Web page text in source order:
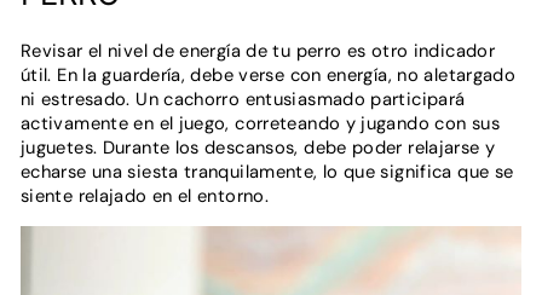
Revisar el nivel de energía de tu perro es otro indicador
útil. En la guardería, debe verse con energía, no aletargado
ni estresado. Un cachorro entusiasmado participará
activamente en el juego, correteando y jugando con sus
juguetes. Durante los descansos, debe poder relajarse y
echarse una siesta tranquilamente, lo que significa que se
siente relajado en el entorno.